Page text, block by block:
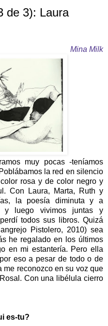
de 3): Laura
Mina Milk
muy pocas -teníamos
la red en silencio
rosa y de color negro y
Con Laura, Marta, Ruth y
la poesía diminuta y a
y luego vivimos juntas y
todos sus libros. Quizá
Pistolero, 2010) sea
he regalado en los últimos
en mi estantería. Pero ella
eso a pesar de todo o de
reconozco en su voz que
Con una libélula cierro
es-tu?